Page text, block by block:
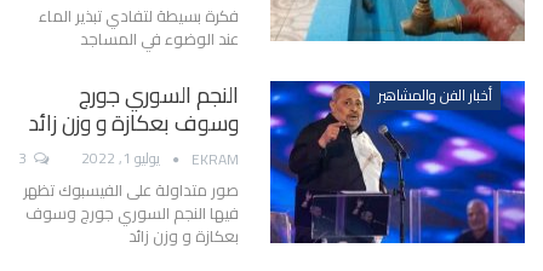
فكرة بسيطة لتفادي تبذير الماء
عند الوضوء في المساجد
أخبار الفن والمشاهير النجم السوري جورج
وسوف بعكازة و وزن زائد
EKRAM يوليو 1, 2022
صور متداولة على الفيسبوك تظهر
فيها النجم السوري جورج وسوف
بعكازة و وزن زائد